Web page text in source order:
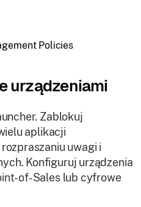
urządzeniami
Zablokuj
aplikacji
uwagi i
Konfiguruj urządzenia
of-Sales lub cyfrowe